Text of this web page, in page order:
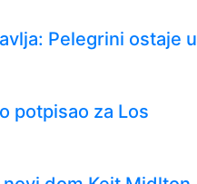
Pelegrini ostaje u
potpisao za Los